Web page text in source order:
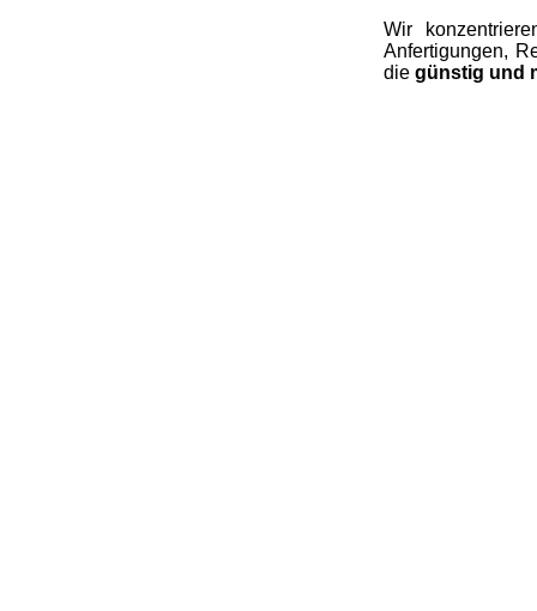
Wir
Anfertigungen,
die günstig und